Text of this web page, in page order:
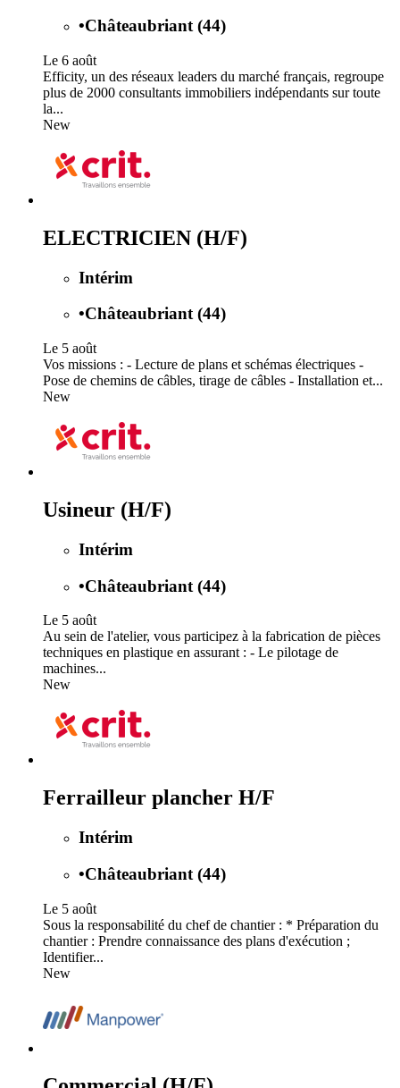
•Châteaubriant (44)
Le 6 août
Efficity, un des réseaux leaders du marché français, regroupe
plus de 2000 consultants immobiliers indépendants sur toute
la...
New
ELECTRICIEN (H/F)
Intérim
•Châteaubriant (44)
Le 5 août
Vos missions : - Lecture de plans et schémas électriques -
Pose de chemins de câbles, tirage de câbles - Installation et...
New
Usineur (H/F)
Intérim
•Châteaubriant (44)
Le 5 août
Au sein de l'atelier, vous participez à la fabrication de pièces
techniques en plastique en assurant : - Le pilotage de
machines...
New
Ferrailleur plancher H/F
Intérim
•Châteaubriant (44)
Le 5 août
Sous la responsabilité du chef de chantier : * Préparation du
chantier : Prendre connaissance des plans d'exécution ;
Identifier...
New